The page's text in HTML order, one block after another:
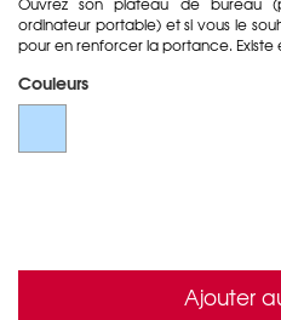
ordinateur portable) et si vous le
pour en renforcer la portance. Existe
Couleurs
Ajouter